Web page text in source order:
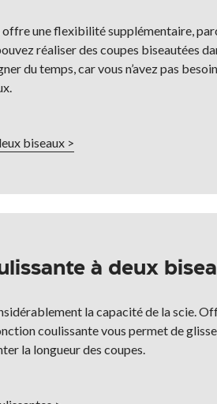
une flexibilité supplémentaire,
réaliser des coupes biseautées
du temps, car vous n’avez pas
biseaux >
à deux
la capacité de la scie.
coulissante vous permet de
la longueur des coupes.